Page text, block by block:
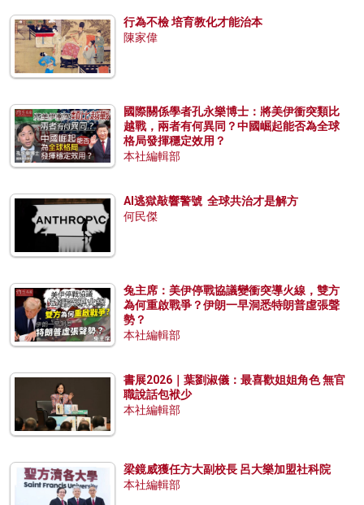
行為不檢 培育教化才能治本
陳家偉
國際關係學者孔永樂博士：將美伊衝突類比
越戰，兩者有何異同？中國崛起能否為全球
格局發揮穩定效用？
本社編輯部
AI逃獄敲響警號 全球共治才是解方
何民傑
兔主席：美伊停戰協議變衝突導火線，雙方
為何重啟戰爭？伊朗一早洞悉特朗普虛張聲
勢？
本社編輯部
書展2026｜葉劉淑儀：最喜歡姐姐角色 無官
職說話包袱少
本社編輯部
梁鏡威獲任方大副校長 呂大樂加盟社科院
本社編輯部